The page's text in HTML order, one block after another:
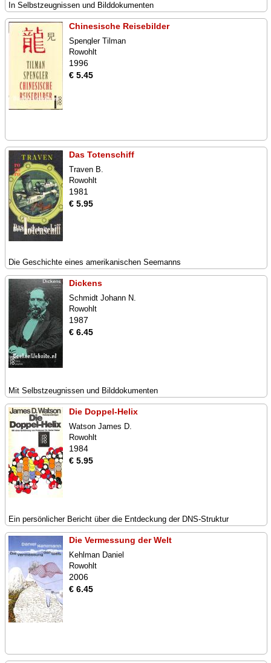
In Selbstzeugnissen und Bilddokumenten
Chinesische Reisebilder
Spengler Tilman
Rowohlt
1996
€ 5.45
Das Totenschiff
Traven B.
Rowohlt
1981
€ 5.95
Die Geschichte eines amerikanischen Seemanns
Dickens
Schmidt Johann N.
Rowohlt
1987
€ 6.45
Mit Selbstzeugnissen und Bilddokumenten
Die Doppel-Helix
Watson James D.
Rowohlt
1984
€ 5.95
Ein persönlicher Bericht über die Entdeckung der DNS-Struktur
Die Vermessung der Welt
Kehlman Daniel
Rowohlt
2006
€ 6.45